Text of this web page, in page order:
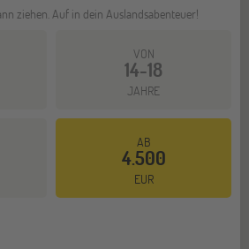
ziehen. Auf in dein Auslandsabenteuer!
VON
14-18
JAHRE
AB
4.500
EUR